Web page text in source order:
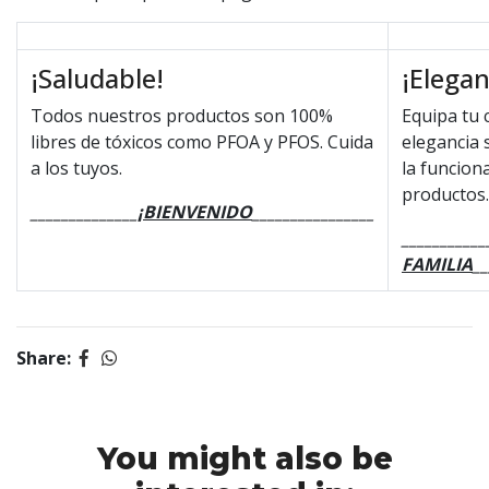
¡Saludable!
Todos nuestros productos son 100%
libres de tóxicos como PFOA y PFOS. Cuida
a los tuyos.
¡BIENVENIDO________________
Equipa tu
elegancia
la
productos.
FAMILIA
Share:
You might also be